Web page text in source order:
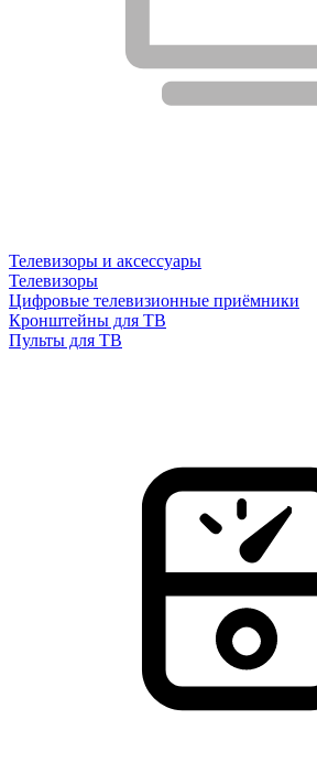
Телевизоры и аксессуары
Телевизоры
Цифровые телевизионные приёмники
Кронштейны для ТВ
Пульты для ТВ